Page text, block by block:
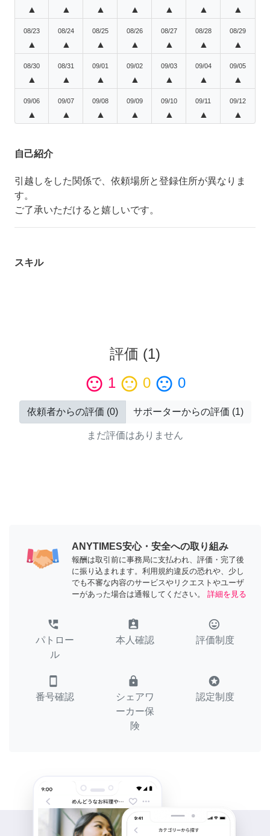
▲ ▲ ▲ ▲ ▲ ▲ ▲
08/23
▲
08/24
▲
08/25
▲
08/26
▲
08/27
▲
08/28
▲
08/29
▲
08/30
▲
08/31
▲
09/01
▲
09/02
▲
09/03
▲
09/04
▲
09/05
▲
09/06
▲
09/07
▲
09/08
▲
09/09
▲
09/10
▲
09/11
▲
09/12
▲
自己紹介
引越しをした関係で、依頼場所と登録住所が異なりま
す。
ご了承いただけると嬉しいです。
スキル
評価 (1)
sentiment_satisfied 1 sentiment_neutral 0 sentiment_dissatisfied 0
依頼者からの評価 (0) サポーターからの評価 (1)
まだ評価はありません
ANYTIMES安心・安全への取り組み
報酬は取引前に事務局に支払われ、評価・完了後
に振り込まれます。利用規約違反の恐れや、少し
でも不審な内容のサービスやリクエストやユーザ
ーがあった場合は通報してください。
詳細を見る
perm_phone_msg
パトロー
ル
assignment_ind
本人確認
tag_faces
評価制度
smartphone
番号確認
lock
シェアワ
ーカー保
険
stars
認定制度